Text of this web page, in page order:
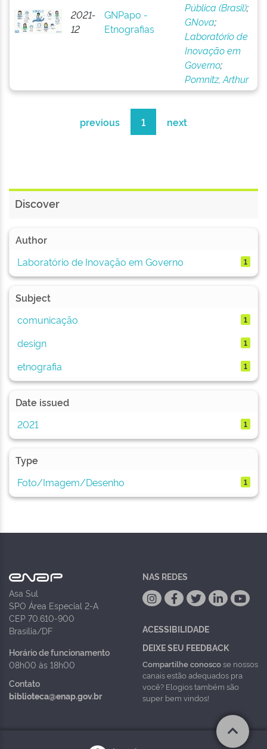
2021-
12
GNPapo -
Etnografias
Pública (Brasil);
GNova;
Laboratório de
Inovação em
Governo;
Pomnitz, Arthur
previous 1 next
Discover
Author
Laboratório de Inovação em Governo
1
Subject
comunicação
1
design 1
etnografia 1
Date issued
2021
1
Type
Foto/Imagem/Desenho
1
Asa Sul
SPO Área Especial 2-A
CEP 70.610-900
Brasília/DF
Horário de funcionamento
08h00 às 18h00
Contato
biblioteca@enap.gov.br
NAS REDES
ACESSIBILIDADE
DEIXE SEU FEEDBACK
Compartilhe conoscose nossos
canais estão adequados pra
você? Elogios também são
super bem vindos!